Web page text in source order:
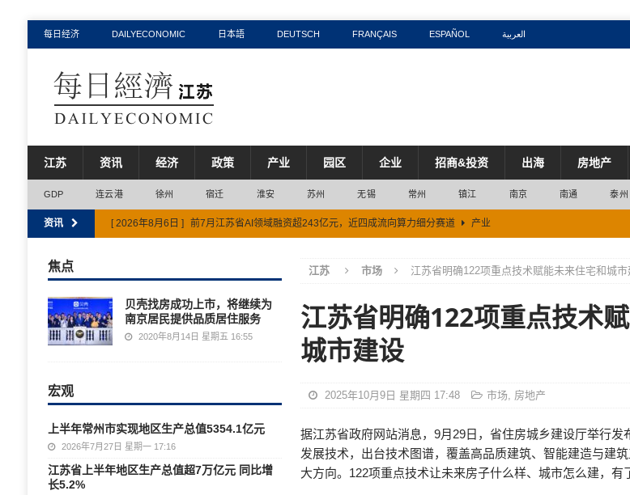
每日经济 DAILYECONOMIC 日本語 DEUTSCH FRANÇAIS ESPAÑOL العربية
江苏 资讯 经济 政策 产业 园区 企业 招商&投资 出海 房地产
GDP 连云港 徐州 宿迁 淮安 苏州 无锡 常州 镇江 南京 南通 泰州
资讯 [ 2026年8月6日 ] 前7月江苏省AI领域融资超243亿元，近四成流向算力细分赛道 产业
[ 2026年7月31日 ] 连云港市获评全国信用体系建设示范区 市场
[ 2026年7月29日 ] 2026年扬州市夏粮生产喜获丰收 总产突破100万吨 市场
[ 2026年8月6日 ] 江苏省六部门联合出台方案推动精细化工产业创新发展
江苏 市场 江苏省明确122项重点技术赋能未来住宅和城市
江苏省明确122项重点技术
城市建设
2025年10月9日 星期四 17:48 市场, 房地产
据江苏省政府网站消息，9月29日，省住房城乡建设厅举行发
发展技术，出台技术图谱，覆盖高品质建筑、智能建造与建
大方向。122项重点技术让未来房子什么样、城市怎么建，有
焦点
贝壳找房成功上市，将继续为
南京居民提供品质居住服务
2020年8月14日 星期五 16:55
宏观
上半年常州市实现地区生产总值5354.1亿元
2026年7月27日 星期一 17:16
江苏省上半年地区生产总值超7万亿元 同比增
长5.2%